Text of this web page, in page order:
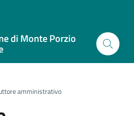
di Monte Porzio
amministrativo